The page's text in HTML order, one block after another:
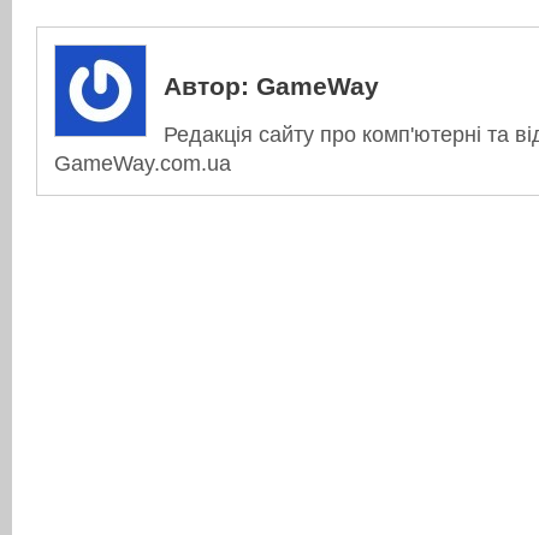
Автор: GameWay
Редакція сайту про комп'ютерні та
GameWay.com.ua